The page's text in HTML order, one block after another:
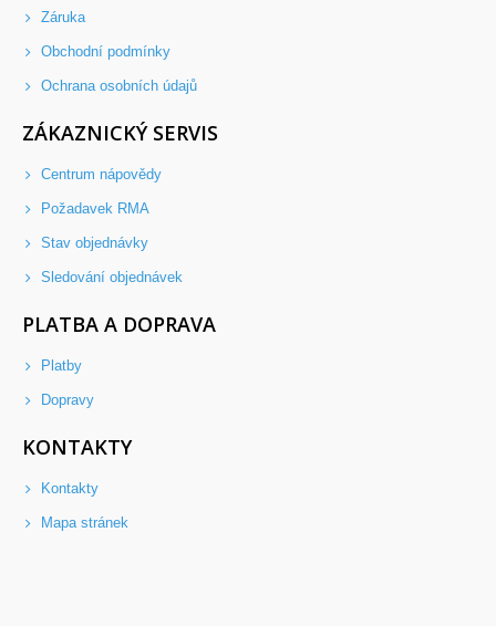
Záruka
Obchodní podmínky
Ochrana osobních údajů
ZÁKAZNICKÝ SERVIS
Centrum nápovědy
Požadavek RMA
Stav objednávky
Sledování objednávek
PLATBA A DOPRAVA
Platby
Dopravy
KONTAKTY
Kontakty
Mapa stránek